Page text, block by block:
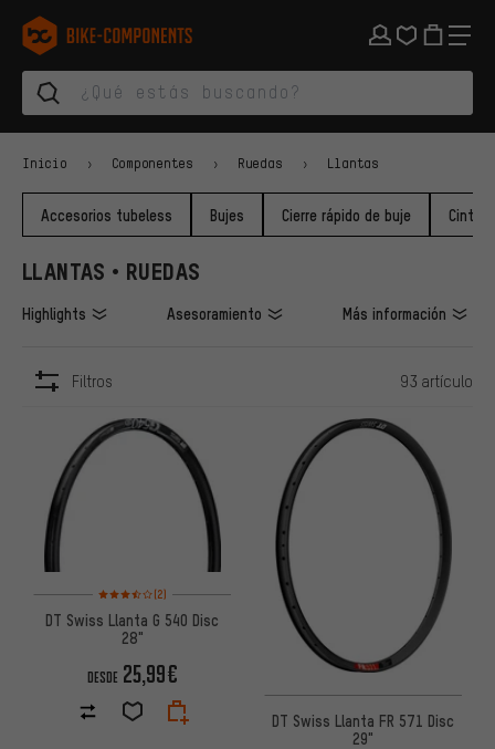
Saltar a la navegación principal
Saltar a la navegación de categorías
Saltar al contenido
Saltar a marcas y al boletín
Saltar al pie de página
bike-components.de Página de inicio
Inicio Componentes Ruedas Llantas
Accesorios tubeless Bujes Cierre rápido de buje Cinta
LLANTAS • RUEDAS
Highlights Asesoramiento Más información
Filtros 93 artículo
Valoración media: 3,5 de 5 basada en 2 reseñas
(2)
DT Swiss Llanta G 540 Disc
28"
DESDE 25,99€
DT Swiss Llanta FR 571 Disc
29"